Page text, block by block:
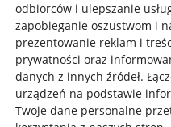
odbiorców i ulepszanie
zapobieganie oszustwom i
prezentowanie reklam i
prywatności oraz
danych z innych źródeł.
urządzeń na podstawie
Twoje dane personalne